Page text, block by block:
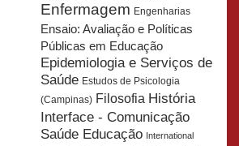
Enfermagem Engenharias
Ensaio: Avaliação e Políticas
Públicas em Educação
Epidemiologia e Serviços de
Saúde Estudos de Psicologia
(Campinas) Filosofia História
Interface - Comunicação
Saúde Educação International